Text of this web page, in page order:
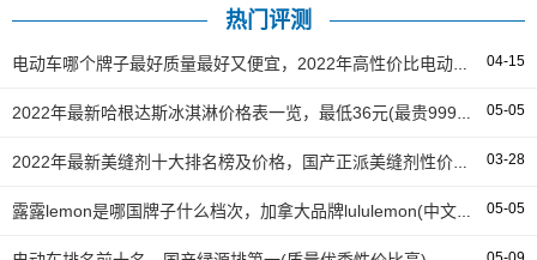
热门评测
04-15
05-05
03-28
05-05